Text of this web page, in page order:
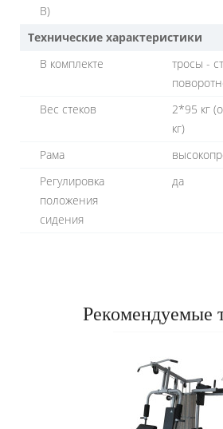
В)
Технические характеристики
В комплекте
тросы -
Вес стеков
2*95 кг
кг)
Рама
Регулировка
положения
сидения
да
Рекомендуемые